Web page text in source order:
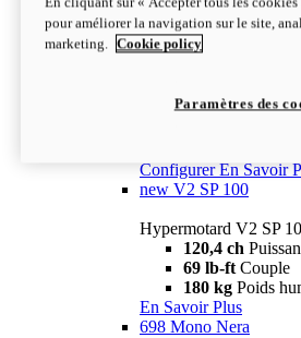
Configurer En Savoir
newV2 SP
69 lb-ftCouple
Poids
Configurer En Savoir
new V2 SP 100
Hypermotard V2 SP
120,4 ch
69 lb-ft Couple
180 kg Poids
En Savoir Plus
698 Mono Nera
pour améliorer la navigation sur le site,
marketing.
Cookie policy
Paramètres des